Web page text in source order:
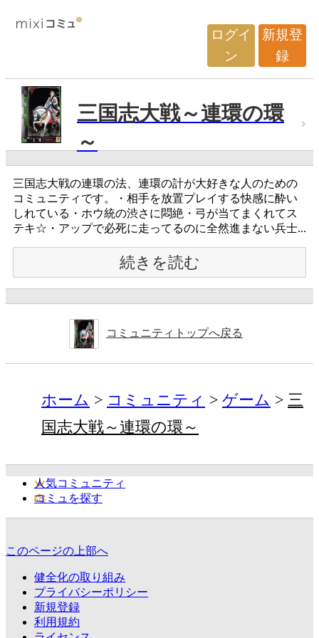
ログイ
ン
新規登
録
三国志大戦～連環の環
～
三国志大戦の連環の法、連環の計が大好きな人のための
コミュニティです。・相手を放置プレイする快感に酔い
しれている・ホウ統の渋さに悶絶・弓が当てまくれてス
テキ☆・アップで必死に走ってるのに全然進まない兵士...
続きを読む
コミュニティトップへ戻る
ホーム コミュニティ ゲーム
三
国志大戦～連環の環～
人気コミュニティ
コミュを探す
このページの上部へ
健全化の取り組み
プライバシーポリシー
新規登録
利用規約